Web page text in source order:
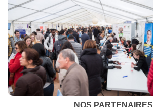
NOS PARTENAIRES